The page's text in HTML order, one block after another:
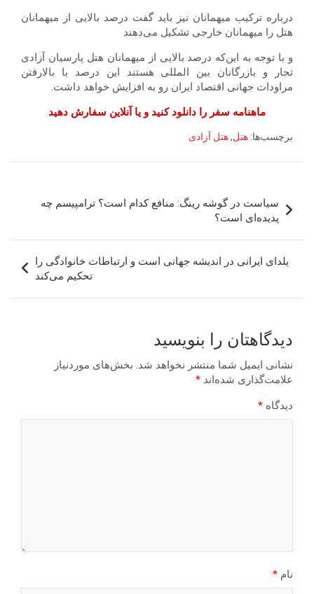
درباره ترکیب میهمانان نیز باید گفت درصد بالایی از میهمانان
هتل را میهمانان خارجی تشکیل می‌دهند
و با توجه به این‌که درصد بالایی از میهمانان هتل پارسیان آزادی
تجار و بازرگانان بین المللی هستند این درصد با بالارفتن
مراودات جهانی اقتصاد ایران رو به افزایش خواهد داشت.
ماهنامه سفر را دانلود کنید و یا آنلاین سفارش دهید
برچسب‌ها: هتل,هتل آزادی
نوشته
سیاست در گوشه رینگ: منافع کدام است؟ ترامپیسم چه
پدیده‌ای است؟
یلدای ایرانی در اندیشه جهانی است و ارتباطات خانوادگی را
تحکیم می‌کند
دیدگاهتان را بنویسید
نشانی ایمیل شما منتشر نخواهد شد. بخش‌های موردنیاز
علامت‌گذاری شده‌اند *
دیدگاه *
نام *